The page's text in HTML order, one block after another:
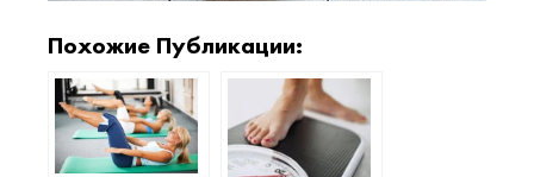
Похожие Публикации: